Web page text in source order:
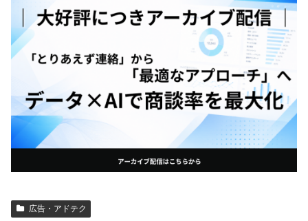
広告・アドテク